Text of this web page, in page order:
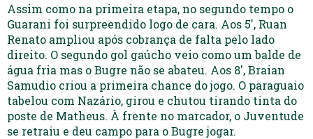
Assim como na primeira etapa, no segundo tempo o
Guarani foi surpreendido logo de cara. Aos 5′, Ruan
Renato ampliou após cobrança de falta pelo lado
direito. O segundo gol gaúcho veio como um balde de
água fria mas o Bugre não se abateu. Aos 8′, Braian
Samudio criou a primeira chance do jogo. O paraguaio
tabelou com Nazário, girou e chutou tirando tinta do
poste de Matheus. À frente no marcador, o Juventude
se retraiu e deu campo para o Bugre jogar.